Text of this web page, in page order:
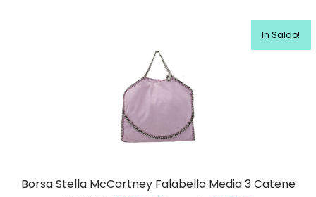
In Saldo!
Borsa Stella McCartney Falabella Media 3 Catene